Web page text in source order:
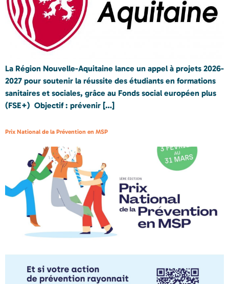
La Région Nouvelle-Aquitaine lance un appel à projets 2026-
2027 pour soutenir la réussite des étudiants en formations
sanitaires et sociales, grâce au Fonds social européen plus
(FSE+) Objectif : prévenir […]
Prix National de la Prévention en MSP